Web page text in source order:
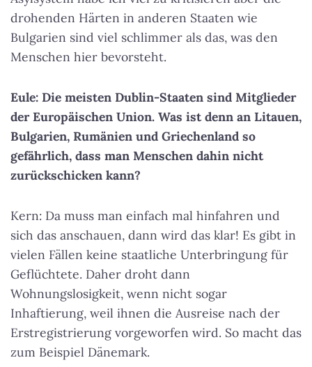
drohenden Härten in anderen Staaten wie
Bulgarien sind viel schlimmer als das, was den
Menschen hier bevorsteht.
Eule: Die meisten Dublin-Staaten sind Mitglieder
der Europäischen Union. Was ist denn an Litauen,
Bulgarien, Rumänien und Griechenland so
gefährlich, dass man Menschen dahin nicht
zurückschicken kann?
Kern: Da muss man einfach mal hinfahren und
sich das anschauen, dann wird das klar! Es gibt in
vielen Fällen keine staatliche Unterbringung für
Geflüchtete. Daher droht dann
Wohnungslosigkeit, wenn nicht sogar
Inhaftierung, weil ihnen die Ausreise nach der
Erstregistrierung vorgeworfen wird. So macht das
zum Beispiel Dänemark.